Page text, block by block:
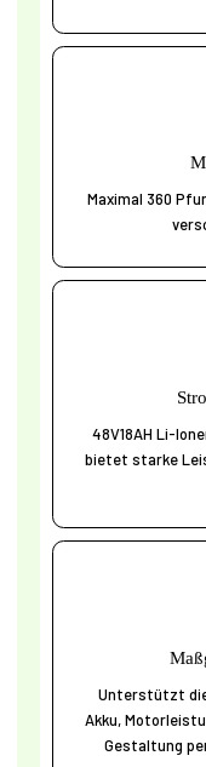
Maximal 360
48V18AH Li-
bietet starke
Unterstützt die
Akku,
Gestaltung